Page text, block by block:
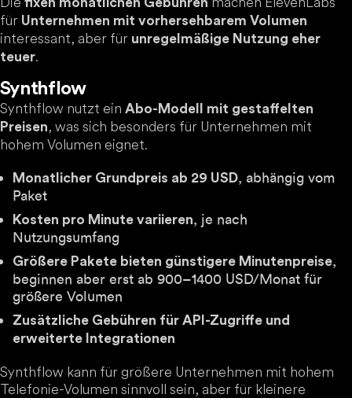
fixen monatlichen Gebühren
für Unternehmen mit vorhersehbarem Volumen
interessant, aber für unregelmäßige Nutzung eher
teuer.
Synthflow
Synthflow nutzt ein Abo-Modell mit gestaffelten
Preisen, was sich besonders für Unternehmen mit
hohem Volumen eignet.
Monatlicher Grundpreis ab 29 USD, abhängig vom
Paket
Kosten pro Minute variieren, je nach
Nutzungsumfang
Größere Pakete bieten günstigere Minutenpreise,
beginnen aber erst ab 900–1400 USD/Monat für
größere Volumen
Zusätzliche Gebühren für API-Zugriffe und
erweiterte Integrationen
Synthflow kann für größere Unternehmen mit hohem
Telefonie-Volumen sinnvoll sein, aber für kleinere